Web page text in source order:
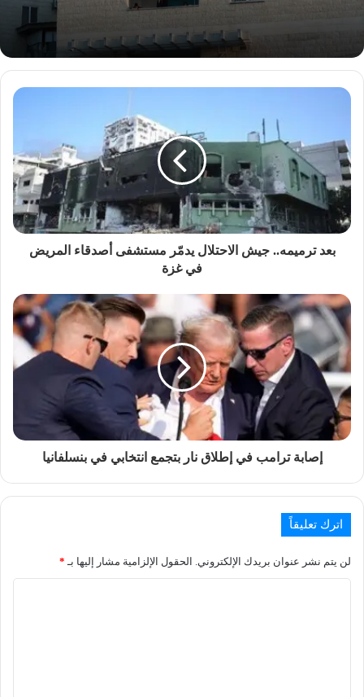
بعد ترميمه.. جيش الاحتلال يدمّر مستشفى أصدقاء المريض
في غزة
إصابة ترامب في إطلاق نار بتجمع انتخابي في بنسلفانيا
اترك تعليقاً
لن يتم نشر عنوان بريدك الإلكتروني. الحقول الإلزامية مشار إليها بـ *